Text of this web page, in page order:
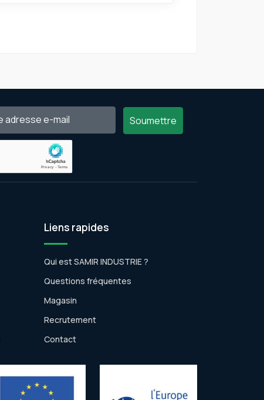
Soumettre
Liens rapides
Qui est SAMIR INDUSTRIE ?
Questions fréquentes
Magasin
Recrutement
Contact